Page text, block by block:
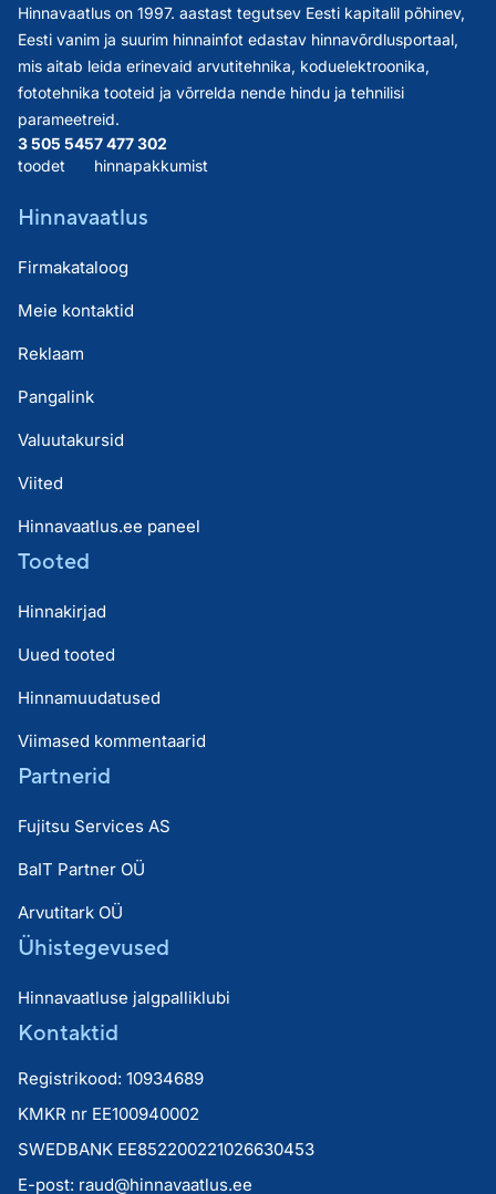
Hinnavaatlus on 1997. aastast tegutsev Eesti kapitalil põhinev,
Eesti vanim ja suurim hinnainfot edastav hinnavõrdlusportaal,
mis aitab leida erinevaid arvutitehnika, koduelektroonika,
fototehnika tooteid ja võrrelda nende hindu ja tehnilisi
parameetreid.
3 505 545
toodet
7 477 302
hinnapakkumist
Hinnavaatlus
Firmakataloog
Meie kontaktid
Reklaam
Pangalink
Valuutakursid
Viited
Hinnavaatlus.ee paneel
Tooted
Hinnakirjad
Uued tooted
Hinnamuudatused
Viimased kommentaarid
Partnerid
Fujitsu Services AS
BaIT Partner OÜ
Arvutitark OÜ
Ühistegevused
Hinnavaatluse jalgpalliklubi
Kontaktid
Registrikood: 10934689
KMKR nr EE100940002
SWEDBANK EE852200221026630453
E-post: raud@hinnavaatlus.ee